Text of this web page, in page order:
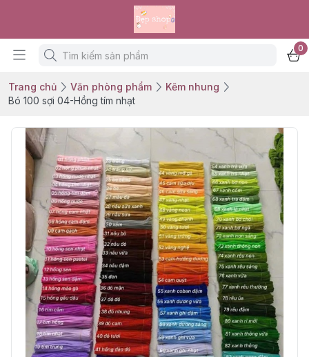
0
Trang chủ Văn phòng phẩm
Kẽm nhung
Bó 100 sợi 04-Hồng tím nhạt